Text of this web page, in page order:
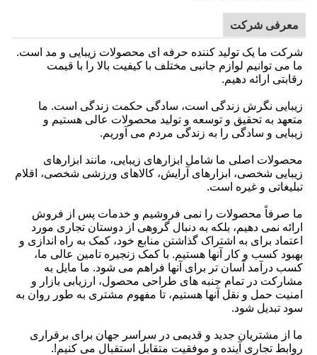
معرفی شرکت
شرکت ما یک تولید کننده حرفه ای محصولات زیبایی و مد است.
ما می توانیم لوازم جانبی مختلف با کیفیت بالا را با قیمت
رقابتی ارائه دهیم.
زیبایی نگرش زندگی است، سادگی حکمت زندگی است. ما
متعهد به تحقیق و توسعه و تولید محصولات عالی هستیم و
زیبایی و سادگی را به زندگی مردم می آوریم.
محصولات اصلی ما شامل ابزارهای زیبایی، مانند ابزارهای
زیبایی شخصی، ابزارهای آرایش، کالاهای ورزشی شخصی، اقلام
تبلیغاتی و غیره است.
ما صرفاً محصولات را نمی فروشیم و خدمات پس از فروش
ارائه نمی دهیم، بلکه به دنبال گروهی از دوستان تجاری مورد
اعتماد برای به اشتراک گذاشتن منابع خود، کمک به راه اندازی و
بهبود کسب و کار آنها هستیم. با کمک زنجیره تامین عالی ما،
کسب درآمد آسان تر برای آنها فراهم می شود. ما مایل به
مشارکت در تمام جنبه های طراحی محصول، ارزیابی بازار و
امنیت حمل و نقل آنها هستیم، تا مفهوم مشتری به طور روان به
سود تبدیل شود.
ما از مشتریان جدید و قدیمی در سراسر جهان برای برقراری
روابط تجاری آینده و موفقیت متقابل استقبال می کنیم!.